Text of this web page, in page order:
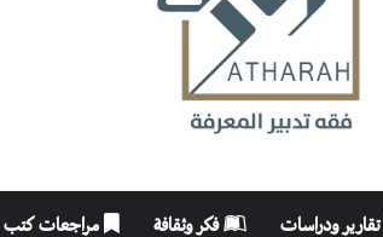
تقارير ودراسات فكر وثقافة مراجعات كتب